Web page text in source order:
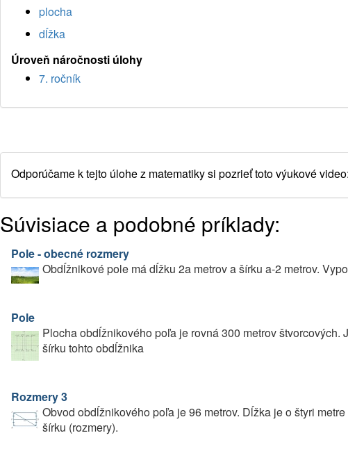
plocha
dĺžka
Úroveň náročnosti úlohy
7. ročník
Odporúčame k tejto úlohe z matematiky si pozrieť toto výukové video:
Súvisiace a podobné príklady:
Pole - obecné rozmery
Obdĺžnikové pole má dĺžku 2a metrov a šírku a-2 metrov.
Pole
Plocha obdĺžnikového poľa je rovná 300 metrov štvorcových.
šírku tohto obdĺžnika
Rozmery 3
Obvod obdĺžnikového poľa je 96 metrov. Dĺžka je o štyri
šírku (rozmery).